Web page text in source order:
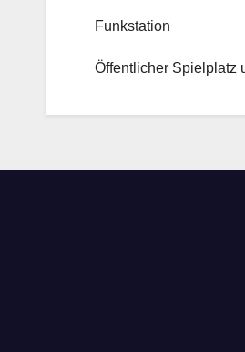
Funkstation
Öffentlicher Spielplatz